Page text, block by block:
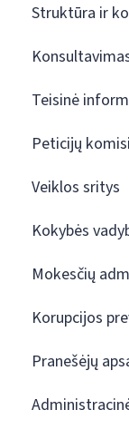
Struktūra ir
Teisinė
Peticijų
Veiklos sritys
Kokybės
Mokesčių
Korupcijos
Pranešėjų